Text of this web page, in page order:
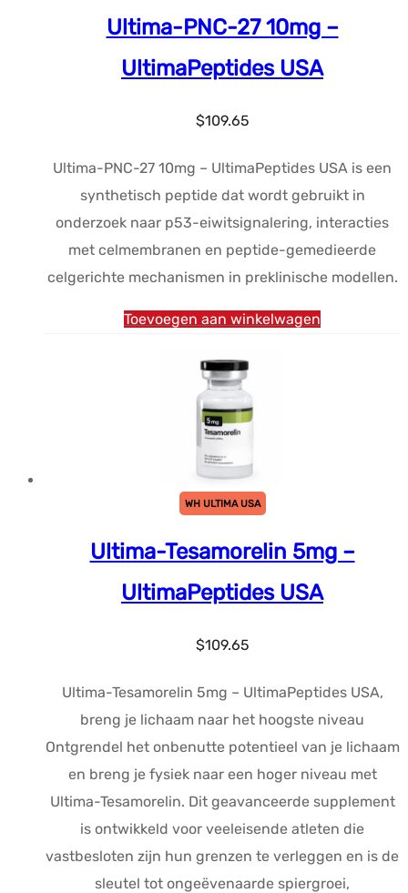
Ultima-PNC-27 10mg –
UltimaPeptides USA
$109.65
Ultima-PNC-27 10mg – UltimaPeptides USA is een
synthetisch peptide dat wordt gebruikt in
onderzoek naar p53-eiwitsignalering, interacties
met celmembranen en peptide-gemedieerde
celgerichte mechanismen in preklinische modellen.
Toevoegen aan winkelwagen
WH ULTIMA USA
Ultima-Tesamorelin 5mg –
UltimaPeptides USA
$109.65
Ultima-Tesamorelin 5mg – UltimaPeptides USA,
breng je lichaam naar het hoogste niveau
Ontgrendel het onbenutte potentieel van je lichaam
en breng je fysiek naar een hoger niveau met
Ultima-Tesamorelin. Dit geavanceerde supplement
is ontwikkeld voor veeleisende atleten die
vastbesloten zijn hun grenzen te verleggen en is de
sleutel tot ongeëvenaarde spiergroei,